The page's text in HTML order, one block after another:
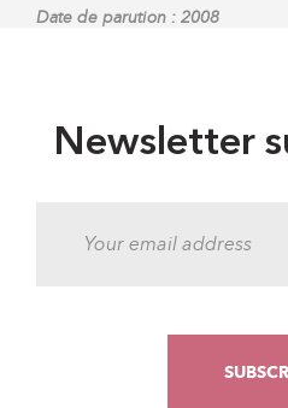
Date de parution : 2008
Newsletter